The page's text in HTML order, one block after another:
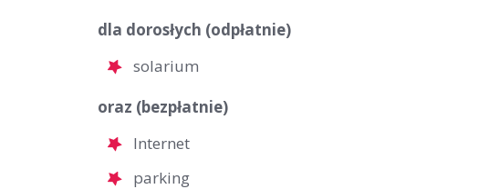
dla dorosłych (odpłatnie)
solarium
oraz (bezpłatnie)
Internet
parking